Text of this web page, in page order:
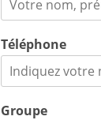
Téléphone
Groupe